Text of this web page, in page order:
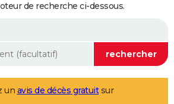
de recherche ci-dessous.
un avis de décès gratuitsur